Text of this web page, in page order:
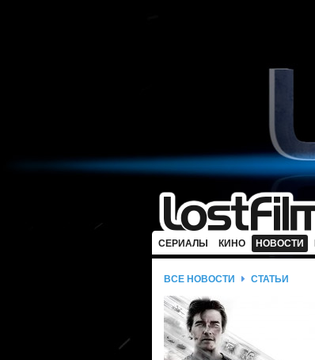
СЕРИАЛЫ КИНО НОВОСТИ
ВСЕ НОВОСТИ СТАТЬИ